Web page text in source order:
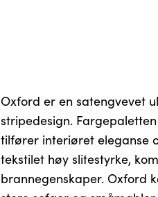
Oxford er en satengvevet
stripedesign.
tilfører interiøret eleganse
tekstilet høy slitestyrke,
brannegenskaper. Oxford